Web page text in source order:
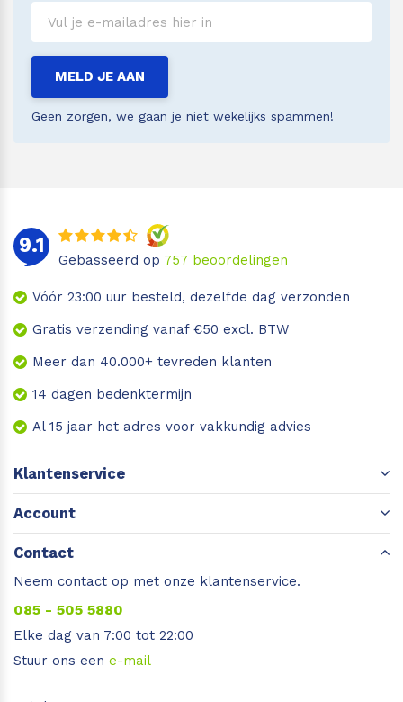
Geen zorgen, we gaan je niet wekelijks spammen!
MELD JE AAN
9.1
Gebasseerd op 757 beoordelingen
Vóór 23:00 uur besteld, dezelfde dag verzonden
Gratis verzending vanaf €50 excl. BTW
Meer dan 40.000+ tevreden klanten
14 dagen bedenktermijn
Al 15 jaar het adres voor vakkundig advies
Klantenservice
Account
Contact
Neem contact op met onze klantenservice.
085 - 505 5880
Elke dag van 7:00 tot 22:00
Stuur ons een e-mail